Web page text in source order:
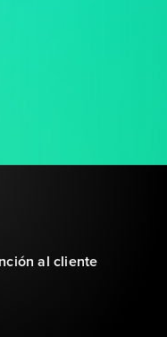
al cliente